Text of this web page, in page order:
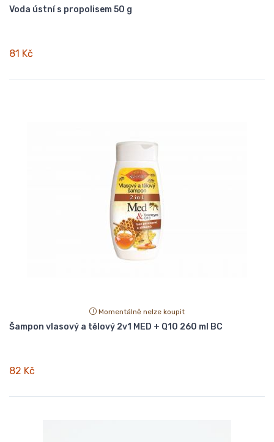
Voda ústní s propolisem 50 g
81 Kč
Momentálně nelze koupit
Šampon vlasový a tělový 2v1 MED + Q10 260 ml BC
82 Kč